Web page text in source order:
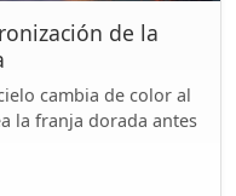
de la
cambia de color al
la franja dorada antes